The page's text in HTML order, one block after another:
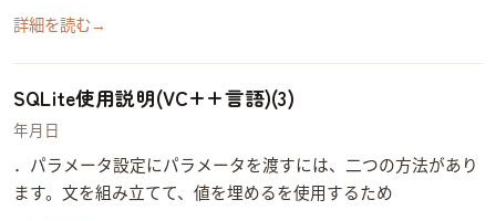
詳細を読む →
SQLite使用説明(VC++言語)(3)
2014年6月7日
4．パラメータ設定 SQLにパラメータを渡すには、二つの方法があり
ます。 1. SQL文を組み立てて、値を埋める CString sql; sql.Format( _T(“SELECT name FROM Names WHERE name = ‘%s'”), _T(“Tom”) ); CStringを使用するためUni…